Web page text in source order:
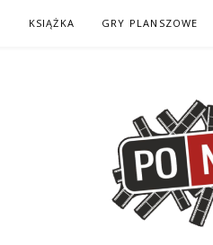
KSIĄŻKA GRY PLANSZOWE